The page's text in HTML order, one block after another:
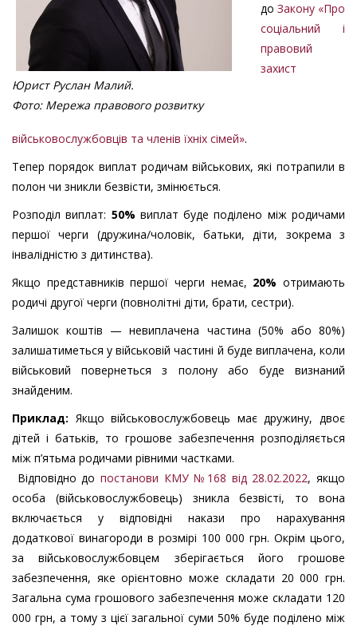
Юрист Руслан Малий.
Фото: Мережа правового розвитку
до Закону «Про
соціальний і
правовий
захист
військовослужбовців та членів їхніх сімей».
Тепер порядок виплат родичам військових, які потрапили в
полон чи зникли безвісти, змінюється.
Розподіл виплат: 50% виплат буде поділено між родичами
першої черги (дружина/чоловік, батьки, діти, зокрема з
інвалідністю з дитинства).
Якщо представників першої черги немає, 20% отримають
родичі другої черги (повнолітні діти, брати, сестри).
Залишок коштів — невиплачена частина (50% або 80%)
залишатиметься у військовій частині й буде виплачена, коли
військовий повернеться з полону або буде визнаний
знайденим.
Приклад: Якщо військовослужбовець має дружину, двоє
дітей і батьків, то грошове забезпечення розподіляється
між п’ятьма родичами рівними частками.
Відповідно до постанови КМУ №168 від 28.02.2022, якщо
особа (військовослужбовець) зникла безвісті, то вона
включається у відповідні накази про нарахування
додаткової винагороди в розмірі 100 000 грн. Окрім цього,
за військовослужбовцем зберігається його грошове
забезпечення, яке орієнтовно може складати 20 000 грн.
Загальна сума грошового забезпечення може складати 120
000 грн, а тому з цієї загальної суми 50% буде поділено між